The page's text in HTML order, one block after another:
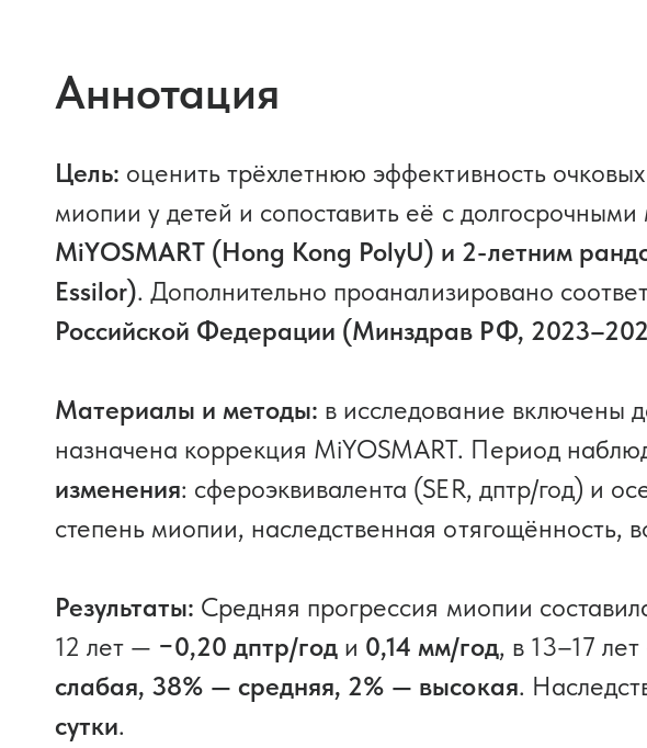
Аннотация
Цель: оценить трёхлетнюю эффективность
миопии у детей и сопоставить её с
MiYOSMART (Hong Kong PolyU) и 2-летним
Essilor). Дополнительно проанализировано
Российской Федерации (Минздрав РФ,
Материалы и методы: в исследование включены
назначена коррекция MiYOSMART. Период
изменения: сфероэквивалента (SER, дптр/год) и
степень миопии, наследственная отягощённость,
Результаты: Средняя прогрессия миопии
12 лет — −0,20 дптр/год и 0,14 мм/год, в 13–17
слабая, 38% — средняя, 2% — высокая.
сутки.